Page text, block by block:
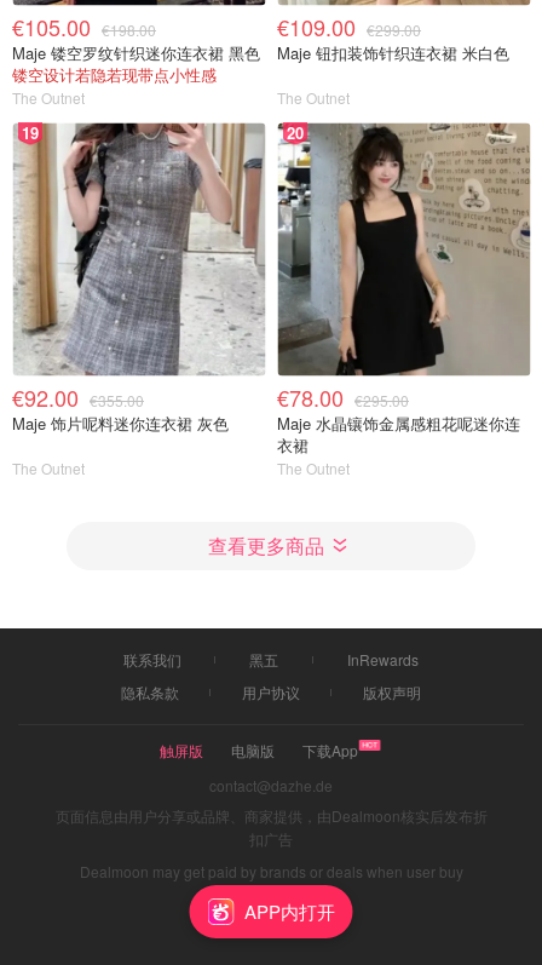
€105.00 €198.00
Maje 镂空罗纹针织迷你连衣裙 黑色
镂空设计若隐若现带点小性感
The Outnet
€109.00 €299.00
Maje 钮扣装饰针织连衣裙 米白色
The Outnet
19
€92.00 €355.00
Maje 饰片呢料迷你连衣裙 灰色
The Outnet
20
€78.00 €295.00
Maje 水晶镶饰金属感粗花呢迷你连
衣裙
The Outnet
查看更多商品
APP内打开
联系我们 黑五
InRewards
隐私条款
用户协议 版权声明
触屏版 电脑版
下载App
contact@dazhe.de
页面信息由用户分享或品牌、商家提供，由Dealmoon核实后发布折
扣广告
Dealmoon may get paid by brands or deals when user buy
through links